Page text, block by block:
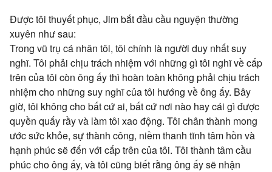
Được tôi thuyết phục, Jim bắt đầu cầu nguyện thường
xuyên như sau:
Trong vũ trụ cá nhân tôi, tôi chính là người duy nhất suy
nghĩ. Tôi phải chịu trách nhiệm với những gì tôi nghĩ về cấp
trên của tôi còn ông ấy thì hoàn toàn không phải chịu trách
nhiệm cho những suy nghĩ của tôi hướng về ông ấy. Bây
giờ, tôi không cho bất cứ ai, bất cứ nơi nào hay cái gì được
quyền quấy rầy và làm tôi xao động. Tôi chân thành mong
ước sức khỏe, sự thành công, niềm thanh tĩnh tâm hồn và
hạnh phúc sẽ đến với cấp trên của tôi. Tôi thành tâm cầu
phúc cho ông ấy, và tôi cũng biết rằng ông ấy sẽ nhận